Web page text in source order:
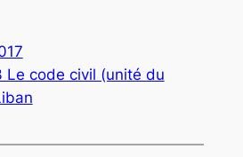
Le code civil (unité du